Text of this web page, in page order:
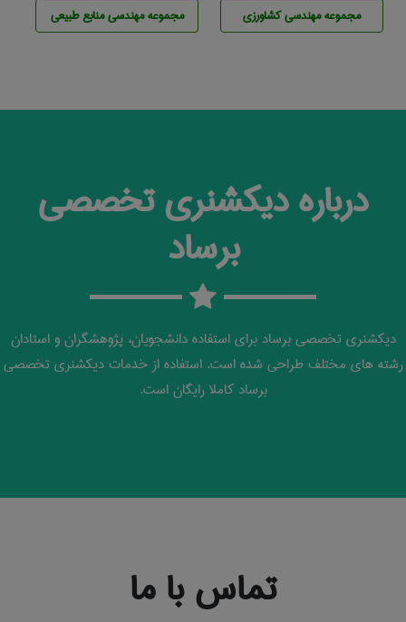
مجموعه مهندسی كشاورزی مجموعه مهندسی منابع طبيعی
درباره دیکشنری تخصصی
برساد
دیکشنری تخصصی برساد برای استفاده دانشجویان، پژوهشگران و استادان
رشته های مختلف طراحی شده است. استفاده از خدمات دیکشنری تخصصی
برساد کاملا رایگان است.
تماس با ما